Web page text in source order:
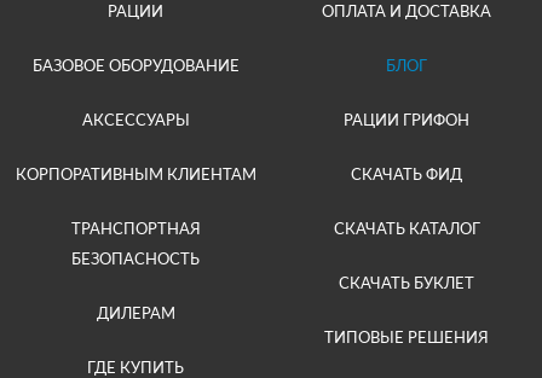
РАЦИИ
БАЗОВОЕ ОБОРУДОВАНИЕ
АКСЕССУАРЫ
КОРПОРАТИВНЫМ КЛИЕНТАМ
ТРАНСПОРТНАЯ
БЕЗОПАСНОСТЬ
ДИЛЕРАМ
ГДЕ КУПИТЬ
ОПЛАТА И ДОСТАВКА
БЛОГ
РАЦИИ ГРИФОН
СКАЧАТЬ ФИД
СКАЧАТЬ КАТАЛОГ
СКАЧАТЬ БУКЛЕТ
ТИПОВЫЕ РЕШЕНИЯ